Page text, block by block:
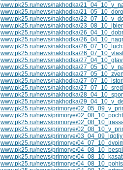
www.pk25.ru/news/nakhodka/
www.pk25.ru/news/nakhodka/
www.pk25.ru/news/nakhodka/
www.pk25.ru/news/nakhodka/
www.pk25.ru/news/nakhodka/
www.pk25.ru/news/nakhodka/
www.pk25.ru/news/nakhodka/
www.pk25.ru/news/nakhodka/
www.pk25.ru/news/nakhodka/
www.pk25.ru/news/nakhodka/
www.pk25.ru/news/nakhodka/
www.pk25.ru/news/nakhodka/
www.pk25.ru/news/nakhodka/
www.pk25.ru/news/nakhodka/
www.pk25.ru/news/nakhodka/
www.pk25.ru/news/primorye/
www.pk25.ru/news/primorye/
www.pk25.ru/news/primorye/
www.pk25.ru/news/primorye/
www.pk25.ru/news/primorye/
www.pk25.ru/news/primorye/
www.pk25.ru/news/primorye/
www.pk25.ru/news/primorye/
www.pk25.ru/news/primorye/